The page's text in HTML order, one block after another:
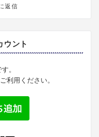
返信
ウント
。
利用ください。